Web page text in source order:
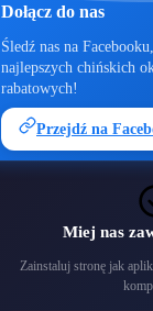
Dołącz do nas
Śledź nas na
najlepszych chińskich
rabatowych!
Przejdź na
Miej nas
Zainstaluj stronę jak